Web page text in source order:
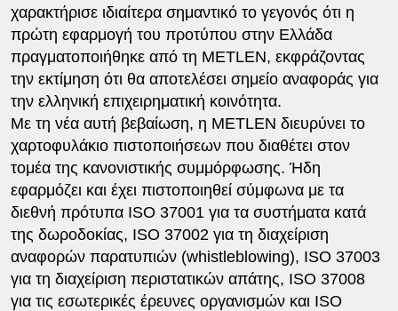
χαρακτήρισε ιδιαίτερα σημαντικό το γεγονός ότι η
πρώτη εφαρμογή του προτύπου στην Ελλάδα
πραγματοποιήθηκε από τη METLEN, εκφράζοντας
την εκτίμηση ότι θα αποτελέσει σημείο αναφοράς για
την ελληνική επιχειρηματική κοινότητα.
Με τη νέα αυτή βεβαίωση, η METLEN διευρύνει το
χαρτοφυλάκιο πιστοποιήσεων που διαθέτει στον
τομέα της κανονιστικής συμμόρφωσης. Ήδη
εφαρμόζει και έχει πιστοποιηθεί σύμφωνα με τα
διεθνή πρότυπα ISO 37001 για τα συστήματα κατά
της δωροδοκίας, ISO 37002 για τη διαχείριση
αναφορών παρατυπιών (whistleblowing), ISO 37003
για τη διαχείριση περιστατικών απάτης, ISO 37008
για τις εσωτερικές έρευνες οργανισμών και ISO